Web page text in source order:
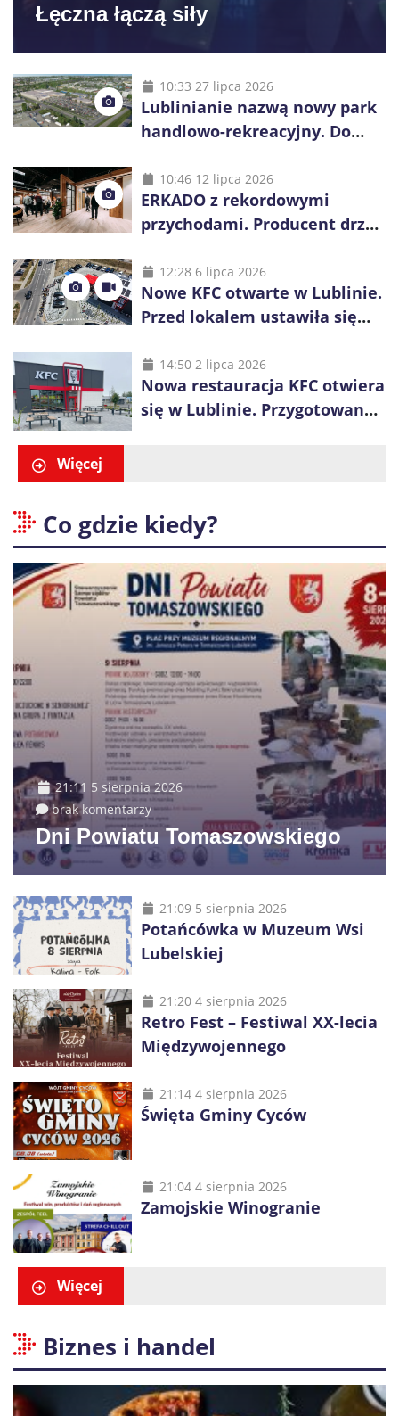
Łęczna łączą siły
10:33 27 lipca 2026
Lublinianie nazwą nowy park
handlowo-rekreacyjny. Do
10:46 12 lipca 2026
ERKADO z rekordowymi
przychodami. Producent drzwi
inwestycje
12:28 6 lipca 2026
Nowe KFC otwarte w Lublinie.
Przed lokalem ustawiła się
14:50 2 lipca 2026
Nowa restauracja KFC otwiera
się w Lublinie. Przygotowano
Więcej
Co gdzie kiedy?
21:11 5 sierpnia 2026
brak komentarzy
Dni Powiatu Tomaszowskiego
21:09 5 sierpnia 2026
Potańcówka w Muzeum Wsi
Lubelskiej
21:20 4 sierpnia 2026
Retro Fest – Festiwal XX-lecia
Międzywojennego
21:14 4 sierpnia 2026
Święta Gminy Cyców
21:04 4 sierpnia 2026
Zamojskie Winogranie
Więcej
Biznes i handel